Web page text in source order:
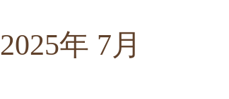
2025年 7月